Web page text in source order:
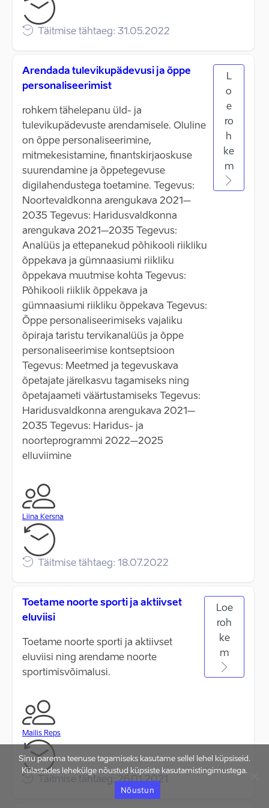
Täitmise tähtaeg: 31.05.2022
Arendada tulevikupädevusi ja õppe
personaliseerimist
rohkem tähelepanu üld- ja
tulevikupädevuste arendamisele. Oluline
on õppe personaliseerimine,
mitmekesistamine, finantskirjaoskuse
suurendamine ja õppetegevuse
digilahendustega toetamine. Tegevus:
Noortevaldkonna arengukava 2021–
2035 Tegevus: Haridusvaldkonna
arengukava 2021–2035 Tegevus:
Analüüs ja ettepanekud põhikooli riikliku
õppekava ja gümnaasiumi riikliku
õppekava muutmise kohta Tegevus:
Põhikooli riiklik õppekava ja
gümnaasiumi riikliku õppekava Tegevus:
Õppe personaliseerimiseks vajaliku
õpiraja taristu tervikanalüüs ja õppe
personaliseerimise kontseptsioon
Tegevus: Meetmed ja tegevuskava
õpetajate järelkasvu tagamiseks ning
õpetajaameti väärtustamiseks Tegevus:
Haridusvaldkonna arengukava 2021–
2035 Tegevus: Haridus- ja
noorteprogrammi 2022–2025
elluviimine
Liina Kersna
Täitmise tähtaeg: 18.07.2022
L
o
e
ro
h
ke
m
Toetame noorte sporti ja aktiivset
eluviisi
Toetame noorte sporti ja aktiivset
eluviisi ning arendame noorte
sportimisvõimalusi.
Mailis Reps
Täitmise tähtaeg: 26.01.2021
Loe
roh
ke
m
Sinu parema teenuse tagamiseks kasutame sellel lehel küpsiseid.
Külastades lehekülge nõustud küpsiste kasutamistingimustega.
Nõustun